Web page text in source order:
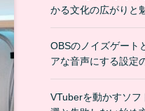
かる文化の広がりと
OBSのノイズゲート
アな音声にする設定
VTuberを動かすソ